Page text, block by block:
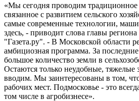
«Мы сегодня проводим традиционное
связанное с развитием сельского
самые современные технологии,
здесь, - приводит слова главы
"Газета.ру". - В Московской области
амбициозная программа. За
большое количество земли в
Остаются только неудобные,
вводим. Мы заинтересованы в том,
рабочих мест. Подмосковье - это
том числе в агробизнесе».